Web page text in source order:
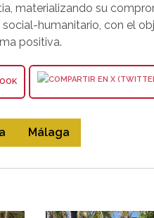
materializando su
humanitario, con el
positiva.
Málaga